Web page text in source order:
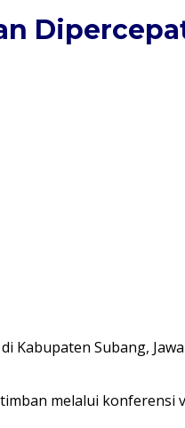
Subang,
melalui konferensi